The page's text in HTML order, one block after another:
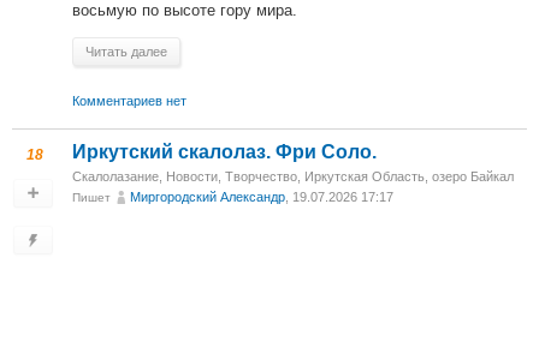
восьмую по высоте гору мира.
Читать далее
Комментариев нет
18 Иркутский скалолаз. Фри Соло.
Скалолазание, Новости, Творчество, Иркутская Область, озеро Байкал
Пишет Миргородский Александр, 19.07.2026 17:17